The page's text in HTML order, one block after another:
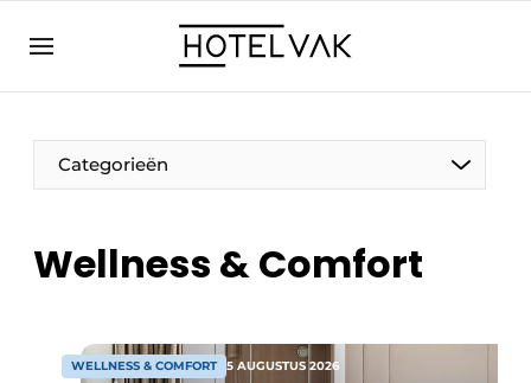
EN
BE
EN
FR
Categorieën
Duurzaam & Circulair
Wellness & Comfort
WELLNESS & COMFORT 5 AUGUSTUS 2026